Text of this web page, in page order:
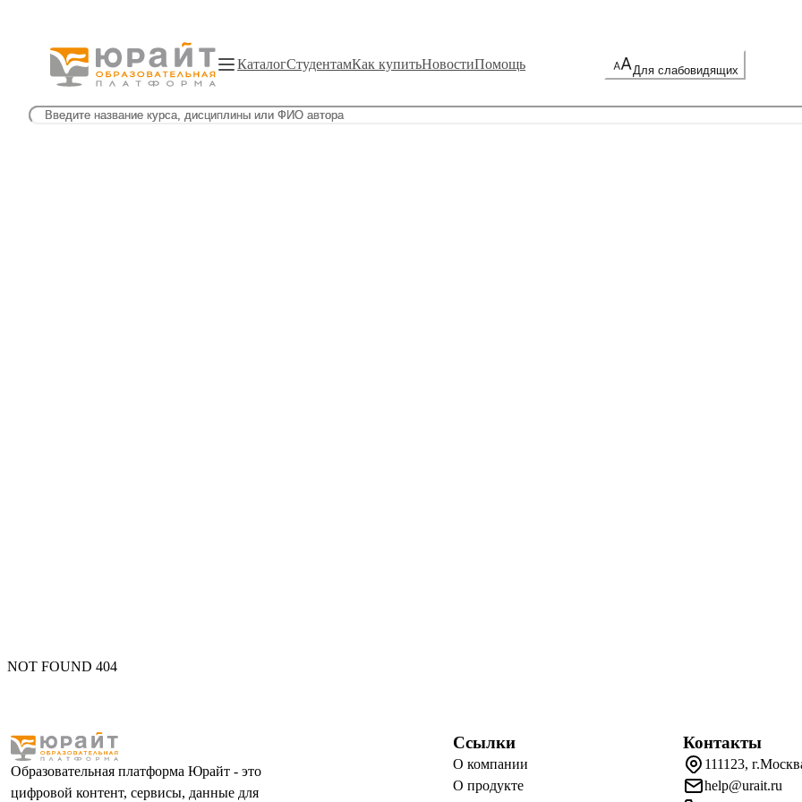
КаталогСтудентамКак купитьНовостиПомощь Для слабовидящих
NOT FOUND 404
Образовательная платформа Юрайт - это
цифровой контент, сервисы, данные для
Ссылки
О компании
О продукте
Контакты
111123,
help@urait.ru